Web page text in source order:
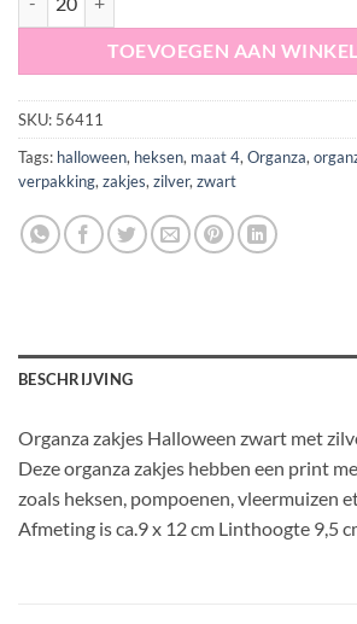
TOEVOEGEN AAN
SKU: 56411
Tags: halloween, heksen, maat 4, Organza,
verpakking, zakjes, zilver, zwart
BESCHRIJVING
Organza zakjes Halloween zwart met
Deze organza zakjes hebben een print
zoals heksen, pompoenen, vleermuizen
Afmeting is ca.9 x 12 cm Linthoogte 9,5